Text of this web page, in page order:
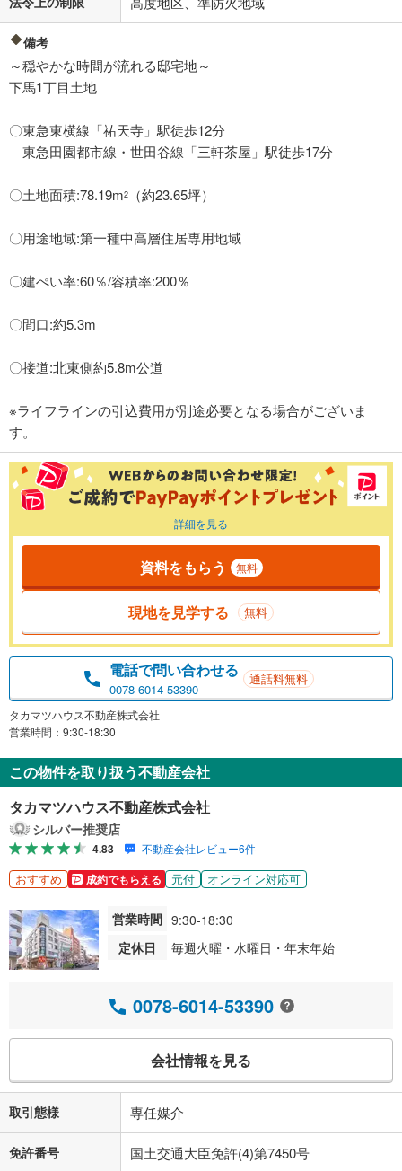
備考
～穏やかな時間が流れる邸宅地～
下馬1丁目土地
〇東急東横線「祐天寺」駅徒歩12分
東急田園都市線・世田谷線「三軒茶屋」駅徒歩17分
〇土地面積:78.19m2 （約23.65坪）
〇用途地域:第一種中高層住居専用地域
〇建ぺい率:60％/容積率:200％
〇間口:約5.3m
〇接道:北東側約5.8m公道
※ライフラインの引込費用が別途必要となる場合がございま
す。
詳細を見る
資料をもらう 無料
現地を見学する 無料
電話で問い合わせる
0078-6014-53390
通話料無料
タカマツハウス不動産株式会社
営業時間：9:30-18:30
この物件を取り扱う不動産会社
タカマツハウス不動産株式会社
シルバー推奨店
4.83 不動産会社レビュー6件
おすすめ 成約でもらえる 元付 オンライン対応可
営業時間 9:30-18:30
定休日
毎週火曜・水曜日・年末年始
0078-6014-53390
会社情報を見る
取引態様 専任媒介
免許番号 国土交通大臣免許(4)第7450号